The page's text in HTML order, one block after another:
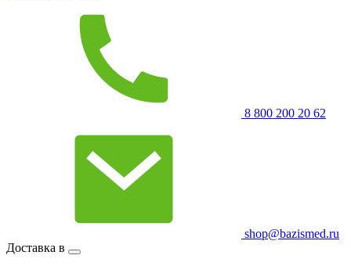
8 800 200 20 62
shop@bazismed.ru
Доставка в